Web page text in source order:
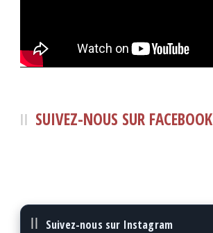
SUIVEZ-NOUS SUR FACEBOOK
Suivez-nous sur Instagram